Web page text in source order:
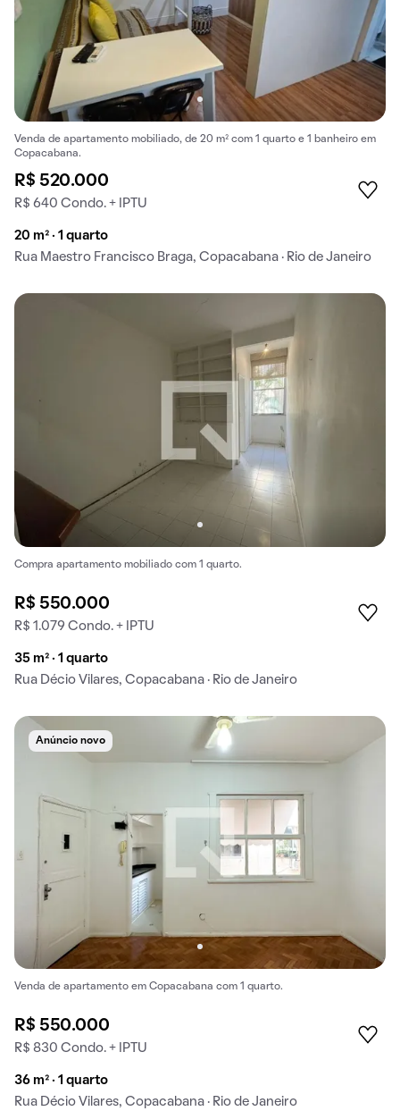
Venda de apartamento mobiliado, de 20 m² com 1 quarto e 1 banheiro em
Copacabana.
R$ 520.000
R$ 640 Condo. + IPTU
20 m² · 1 quarto
Rua Maestro Francisco Braga, Copacabana · Rio de Janeiro
Compra apartamento mobiliado com 1 quarto.
R$ 550.000
R$ 1.079 Condo. + IPTU
35 m² · 1 quarto
Rua Décio Vilares, Copacabana · Rio de Janeiro
Anúncio novo
Venda de apartamento em Copacabana com 1 quarto.
R$ 550.000
R$ 830 Condo. + IPTU
36 m² · 1 quarto
Rua Décio Vilares, Copacabana · Rio de Janeiro